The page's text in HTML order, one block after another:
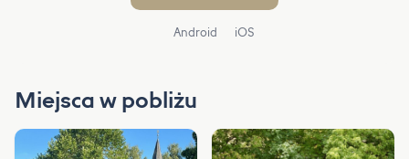
Android iOS
Miejsca w pobliżu